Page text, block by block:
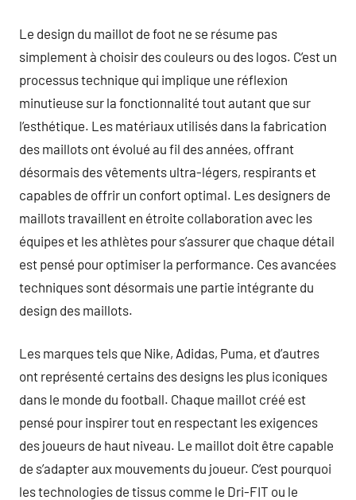
Le design du maillot de foot ne se résume pas
simplement à choisir des couleurs ou des logos. C’est un
processus technique qui implique une réflexion
minutieuse sur la fonctionnalité tout autant que sur
l’esthétique. Les matériaux utilisés dans la fabrication
des maillots ont évolué au fil des années, offrant
désormais des vêtements ultra-légers, respirants et
capables de offrir un confort optimal. Les designers de
maillots travaillent en étroite collaboration avec les
équipes et les athlètes pour s’assurer que chaque détail
est pensé pour optimiser la performance. Ces avancées
techniques sont désormais une partie intégrante du
design des maillots.
Les marques tels que Nike, Adidas, Puma, et d’autres
ont représenté certains des designs les plus iconiques
dans le monde du football. Chaque maillot créé est
pensé pour inspirer tout en respectant les exigences
des joueurs de haut niveau. Le maillot doit être capable
de s’adapter aux mouvements du joueur. C’est pourquoi
les technologies de tissus comme le Dri-FIT ou le